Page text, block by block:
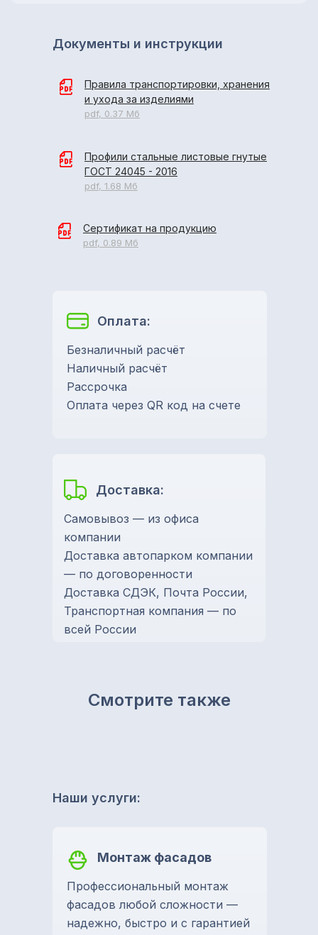
Правила транспортировки, хранения
и ухода за изделиями
pdf, 0.37 Мб
Профили стальные листовые гнутые
ГОСТ 24045 - 2016
pdf, 1.68 Мб
Сертификат на продукцию
pdf, 0.89 Мб
Документы и инструкции
Доставка:
Самовывоз — из офиса
компании
Доставка автопарком компании
— по договоренности
Доставка СДЭК, Почта России,
Транспортная компания — по
всей России
Оплата:
Безналичный расчёт
Наличный расчёт
Рассрочка
Оплата через QR код на счете
Смотрите также
Монтаж фасадов
Профессиональный монтаж
фасадов любой сложности —
надежно, быстро и с гарантией
Наши услуги: